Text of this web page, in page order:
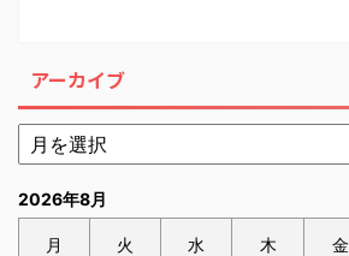
アーカイブ
2026年8月
月 火 水 木 金